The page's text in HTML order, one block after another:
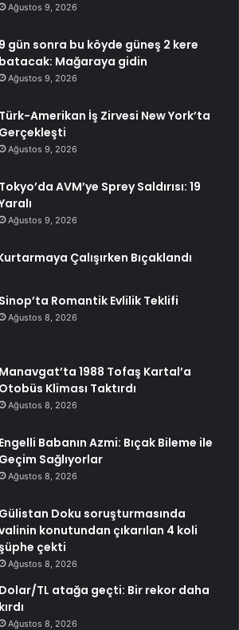
Ağustos 9, 2026
9 gün sonra bu köyde güneş 2 kere
batacak: Mağaraya gidin
Ağustos 9, 2026
Türk-Amerikan İş Zirvesi New York’ta
Gerçekleşti
Ağustos 9, 2026
Tokyo’da AVM’ye Sprey Saldırısı: 19
Ağustos 9, 2026
Çalışırken Bıçaklandı
Sinop’ta Romantik Evlilik Teklifi
Ağustos 8, 2026
Manavgat’ta 1988 Tofaş Kartal’a
Otobüs Kliması Taktırdı
Ağustos 8, 2026
Engelli Babanın Azmi: Bıçak Bileme ile
Geçim Sağlıyorlar
Ağustos 8, 2026
Gülistan Doku soruşturmasında
konutundan çıkarılan 4 koli
çekti
Ağustos 8, 2026
Dolar/TL atağa geçti: Bir rekor daha
kırdı
Ağustos 8, 2026